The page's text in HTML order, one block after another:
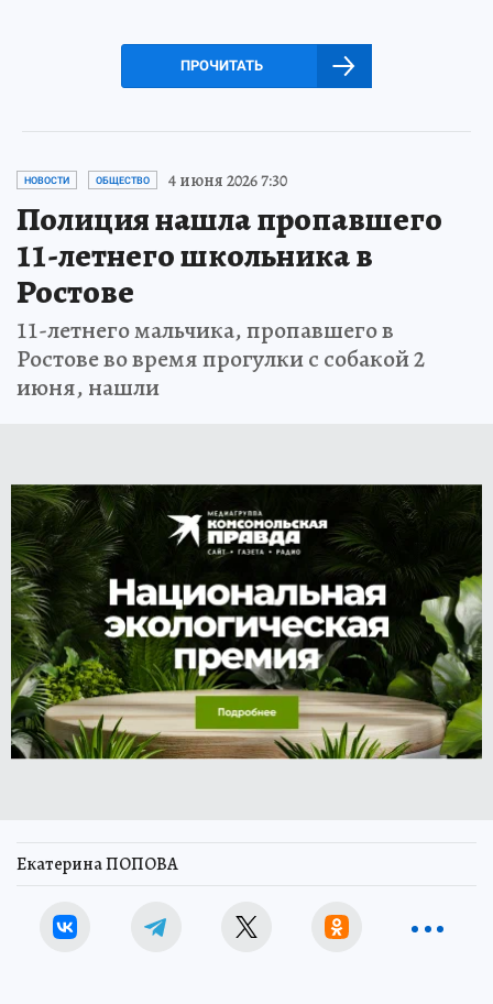
ПРОЧИТАТЬ
НОВОСТИ ОБЩЕСТВО 4 июня 2026 7:30
Полиция нашла пропавшего
11-летнего школьника в
Ростове
11-летнего мальчика, пропавшего в
Ростове во время прогулки с собакой 2
июня, нашли
Екатерина ПОПОВА